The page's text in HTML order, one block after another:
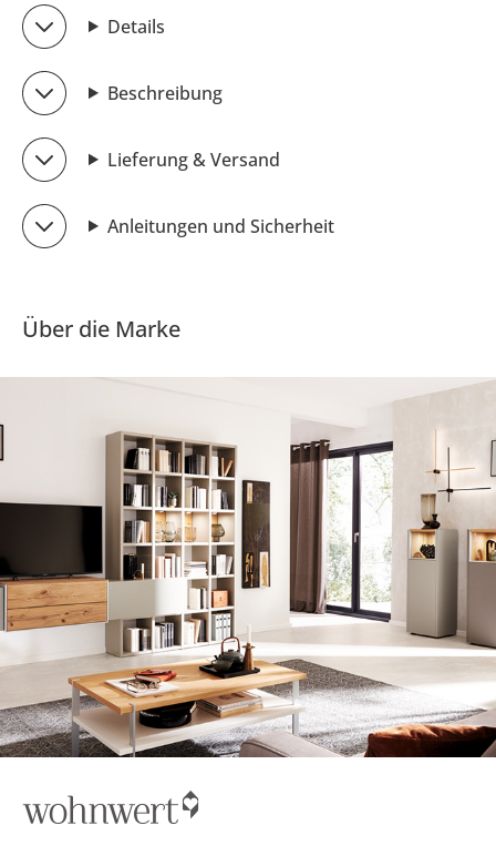
Details
Beschreibung
Lieferung & Versand
Anleitungen und Sicherheit
Über die Marke